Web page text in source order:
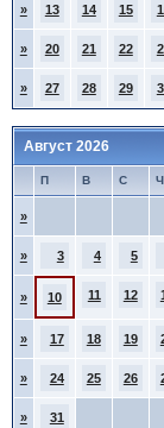
» 13 14 15
» 20 21 22
» 27 28 29
Август 2026
П В С Ч
»
» 3 4 5
» 10 11 12
» 17 18 19
» 24 25 26
» 31